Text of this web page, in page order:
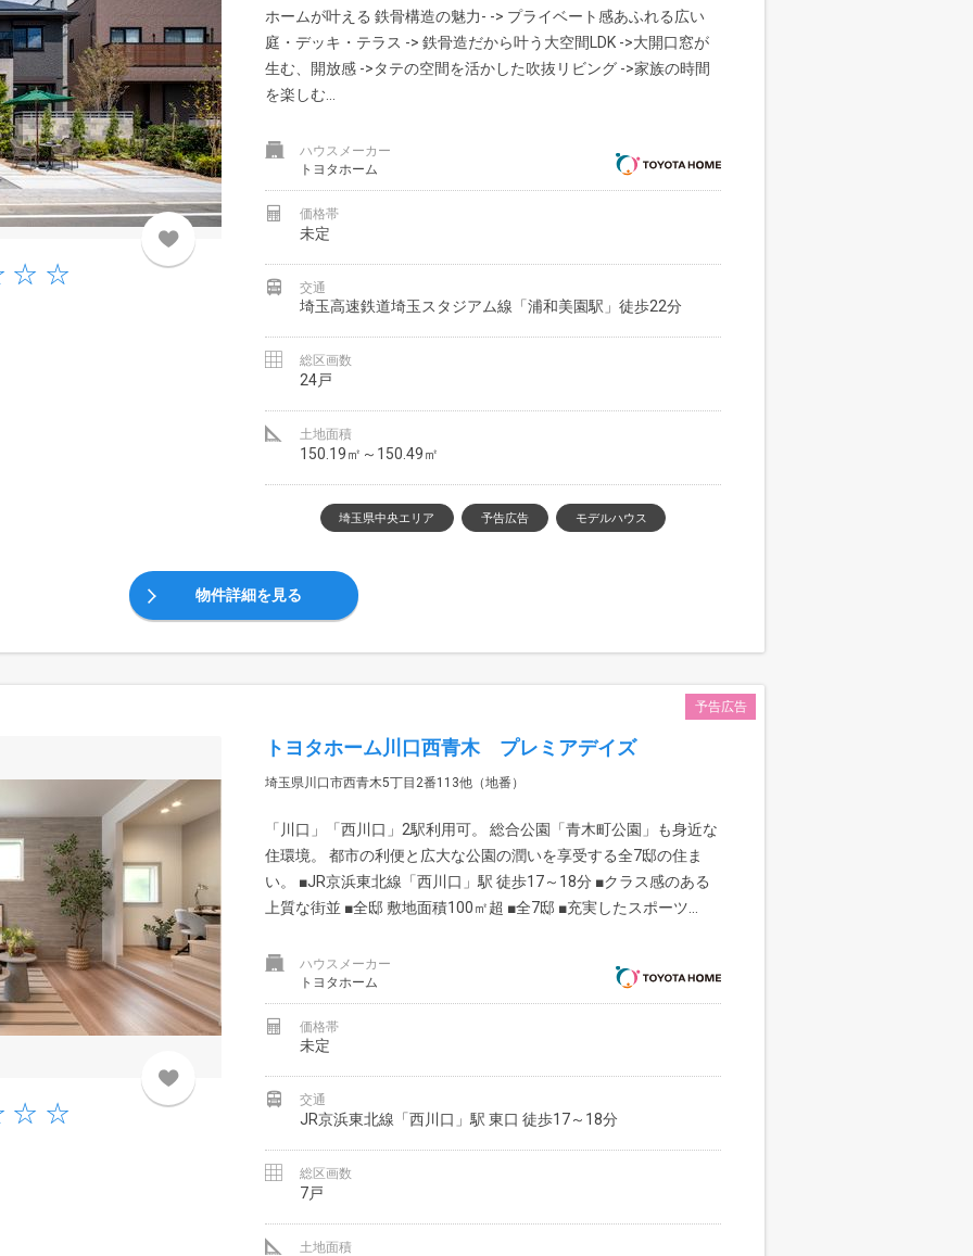
ホームが叶える 鉄骨構造の魅力- -> プライベート感あふれる広い
庭・デッキ・テラス -> 鉄骨造だから叶う大空間LDK ->大開口窓が
生む、開放感 ->タテの空間を活かした吹抜リビング ->家族の時間
を楽しむ...
ハウスメーカー
トヨタホーム
価格帯
未定
交通
埼玉高速鉄道埼玉スタジアム線「浦和美園駅」徒歩22分
総区画数
24戸
土地面積
150.19㎡～150.49㎡
埼玉県中央エリア 予告広告 モデルハウス
物件詳細を見る
予告広告
トヨタホーム川口西青木 プレミアデイズ
埼玉県川口市西青木5丁目2番113他（地番）
「川口」「西川口」2駅利用可。 総合公園「青木町公園」も身近な
住環境。 都市の利便と広大な公園の潤いを享受する全7邸の住ま
い。 ■JR京浜東北線「西川口」駅 徒歩17～18分 ■クラス感のある
上質な街並 ■全邸 敷地面積100㎡超 ■全7邸 ■充実したスポーツ...
ハウスメーカー
トヨタホーム
価格帯
未定
交通
JR京浜東北線「西川口」駅 東口 徒歩17～18分
総区画数
7戸
土地面積